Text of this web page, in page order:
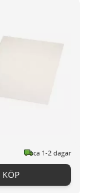
ca 1-2 dagar
KÖP